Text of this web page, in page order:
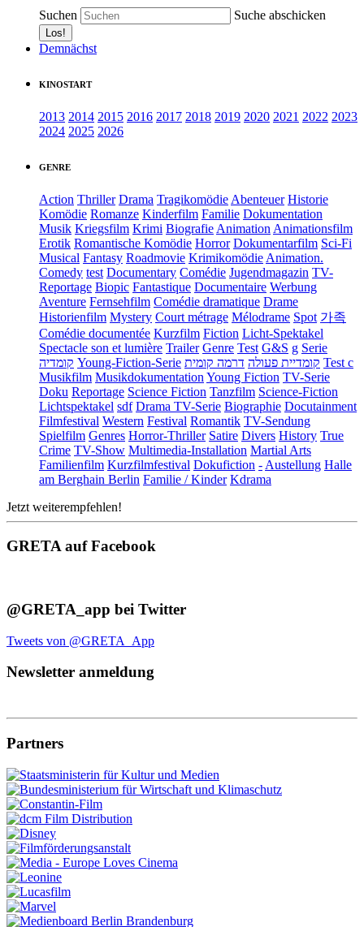
Suchen Suche abschicken
Demnächst
KINOSTART
2013 2014 2015 2016 2017 2018 2019 2020 2021 2022 2023
2024 2025 2026
GENRE
Action Thriller Drama Tragikomödie Abenteuer Historie
Komödie Romanze Kinderfilm Familie Dokumentation
Musik Kriegsfilm Krimi Biografie Animation Animationsfilm
Erotik Romantische Komödie Horror Dokumentarfilm Sci-Fi
Musical Fantasy Roadmovie Krimikomödie Animation.
Comedy test Documentary Comédie Jugendmagazin TV-
Reportage Biopic Fantastique Documentaire Werbung
Aventure Fernsehfilm Comédie dramatique Drame
Historienfilm Mystery Court métrage Mélodrame Spot 가족
Comédie documentée Kurzfilm Fiction Licht-Spektakel
Spectacle son et lumière Trailer Genre Test G&S g Serie
קומדיה Young-Fiction-Serie קומדיית פעולה דרמה קומית
Test c
Musikfilm Musikdokumentation Young Fiction TV-Serie
Doku Reportage Science Fiction Tanzfilm Science-Fiction
Lichtspektakel sdf Drama TV-Serie Biographie Docutainment
Filmfestival Western Festival Romantik TV-Sendung
Spielfilm Genres Horror-Thriller Satire Divers History True
Crime TV-Show Multimedia-Installation Martial Arts
Familienfilm Kurzfilmfestival Dokufiction - Austellung Halle
am Berghain Berlin Familie / Kinder Kdrama
Jetzt weiterempfehlen!
GRETA auf Facebook
@GRETA_app bei Twitter
Tweets von @GRETA_App
Newsletter anmeldung
Partners